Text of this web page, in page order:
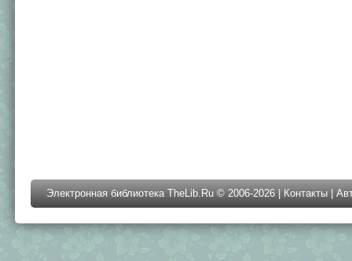
Электронная библиотека TheLib.Ru © 2006-2026 | Контакты |